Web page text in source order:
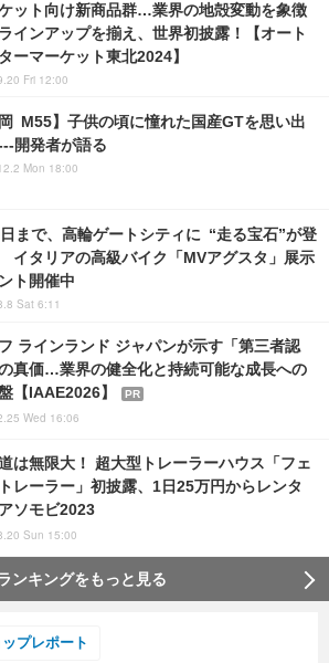
ット向け新商品群…業界の地殻変動を象徴
インアップを揃え、世界初披露！【オート
ーマーケット東北2024】
Fri 12:00
岡 M55】子供の頃に憧れた国産GTを思い出
開発者が語る
Mon 18:00
まで、高輪ゲートシティに “走る宝石”が登
イタリアの高級バイク「MVアグスタ」展示
ト開催中
Sat 6:11
ラインランド ジャパンが示す「第三者認
真価…業界の健全化と持続可能な成長への
【IAAE2026】
PR
Wed 16:06
は無限大！ 超大型トレーラーハウス「フェ
レーラー」初披露、1日25万円からレンタ
ソモビ2023
Sun 15:00
ンキングをもっと見る
プレポート